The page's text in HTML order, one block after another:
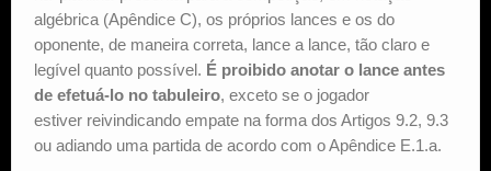
algébrica (Apêndice C), os próprios lances e os do
oponente, de maneira correta, lance a lance, tão claro e
legível quanto possível. É proibido anotar o lance antes
de efetuá-lo no tabuleiro, exceto se o jogador
estiver reivindicando empate na forma dos Artigos 9.2, 9.3
ou adiando uma partida de acordo com o Apêndice E.1.a.